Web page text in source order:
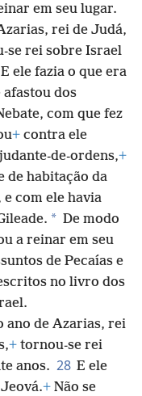
em seu lugar.
rei de Judá,
se rei sobre Israel
E ele fazia o que era
afastou dos
com que fez
+ contra ele
de-ordens,+
de habitação da
com ele havia
* De modo
a reinar em seu
de Pecaías e
no livro dos
ano de Azarias, rei
+ tornou-se rei
anos. 28 E ele
+ Não se